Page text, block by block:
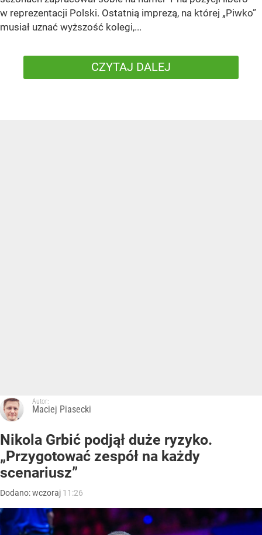
w reprezentacji Polski. Ostatnią imprezą, na której „Piwko”
musiał uznać wyższość kolegi,...
CZYTAJ DALEJ
Autor:
Maciej Piasecki
Nikola Grbić podjął duże ryzyko.
„Przygotować zespół na każdy
scenariusz”
Dodano:wczoraj 11:26